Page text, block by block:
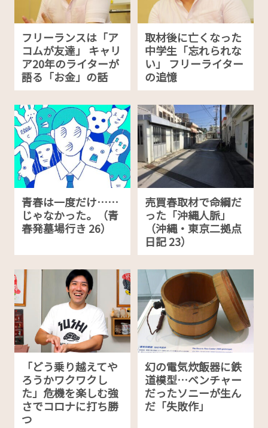
フリーランスは「ア
コムが友達」 キャリ
ア20年のライターが
語る「お金」の話
取材後に亡くなった
中学生「忘れられな
い」 フリーライター
の追憶
青春は一度だけ……
じゃなかった。（青
春発墓場行き 26）
売買春取材で命綱だ
った「沖縄人脈」
（沖縄・東京二拠点
日記 23）
「どう乗り越えてや
ろうかワクワクし
た」危機を楽しむ強
さでコロナに打ち勝
つ
幻の電気炊飯器に鉄
道模型…ベンチャー
だったソニーが生ん
だ「失敗作」